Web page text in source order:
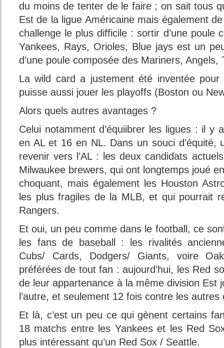
du moins de tenter de le faire ; on sait tous
Est de la ligue Américaine mais également
challenge le plus difficile : sortir d’une poule
Yankees, Rays, Orioles, Blue jays est un
d’une poule composée des Mariners, Angels,
La wild card a justement été inventée pour
puisse aussi jouer les playoffs (Boston ou
Alors quels autres avantages ?
Celui notamment d’équiibrer les ligues : il y
en AL et 16 en NL. Dans un souci d’équité,
revenir vers l’AL : les deux candidats
Milwaukee brewers, qui ont longtemps joué
choquant, mais également les Houston
les plus fragiles de la MLB, et qui pourrait
Rangers.
Et oui, un peu comme dans le football, ce
les fans de baseball : les rivalités
Cubs/ Cards, Dodgers/ Giants, voire
préférées de tout fan : aujourd’hui, les Red
de leur appartenance à la même division Est
l’autre, et seulement 12 fois contre les autres
Et là, c’est un peu ce qui gènent certains
18 matchs entre les Yankees et les Red
plus intéressant qu’un Red Sox / Seattle.